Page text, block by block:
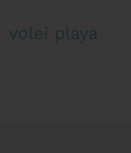
volei playa